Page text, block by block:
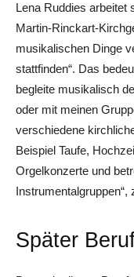
Lena Ruddies arbeitet
Martin-Rinckart-
musikalischen Dinge
stattfinden“. Das
begleite musikalisch
oder mit meinen
verschiedene
Beispiel Taufe,
Orgelkonzerte und
Instrumentalgruppen“,
Später